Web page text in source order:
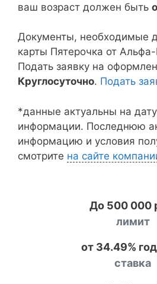
ваш возраст должен быть
Документы, необходимые
карты Пятерочка от
Подать заявку на
Круглосуточно. Подать
*данные актуальны на
информации. Последнюю
информацию и условия
смотрите на сайте
До 500 000
лимит
от 34.49%
ставка